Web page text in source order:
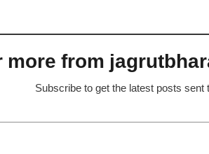
from
Subscribe to get the latest posts sent